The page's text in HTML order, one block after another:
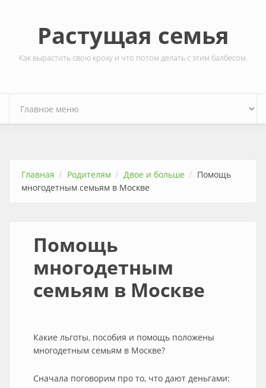
Растущая семья
Как вырастить свою кроху и что потом делать с этим балбесом.
Главная Родителям Двое и больше
Помощь
многодетным семьям в Москве
Помощь
многодетным
семьям в Москве
Какие льготы, пособия и помощь положены
многодетным семьям в Москве?
Сначала поговорим про то, что дают деньгами: